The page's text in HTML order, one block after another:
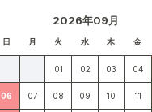
2026年09月
日 月 火 水 木 金
01 02 03 04
06 07 08 09 10 11